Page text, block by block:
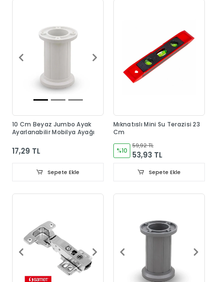
10 Cm Beyaz Jumbo Ayak
Ayarlanabilir Mobilya Ayağı
17,29 TL
Sepete Ekle
Mıknatıslı Mini Su Terazisi 23
Cm
%10
59,92 TL
53,93 TL
Sepete Ekle